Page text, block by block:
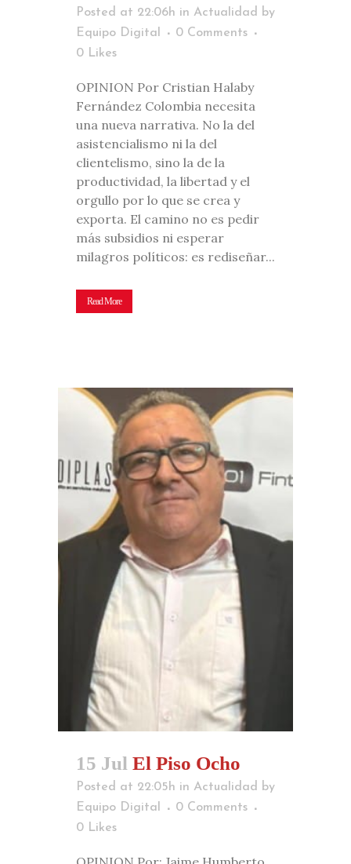
Posted at 22:06h in Actualidad
by
Equipo Digital
0 Comments
0 Likes
OPINION Por Cristian Halaby
Fernández Colombia necesita
una nueva narrativa. No la del
asistencialismo ni la del
clientelismo, sino la de la
productividad, la libertad y el
orgullo por lo que se crea y
exporta. El camino no es pedir
más subsidios ni esperar
milagros políticos: es rediseñar...
Read More
15 Jul El Piso Ocho
Posted at 22:05h in Actualidad
by
Equipo Digital
0 Comments
0 Likes